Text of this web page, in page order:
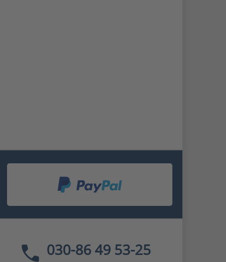
030-86 49 53-25